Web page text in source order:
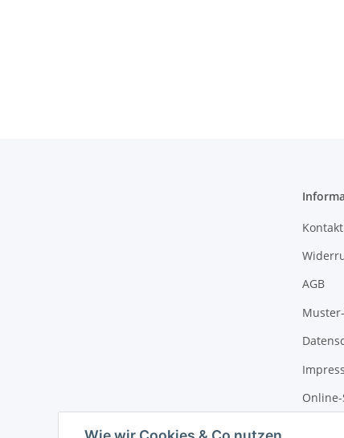
Kontakt
AGB